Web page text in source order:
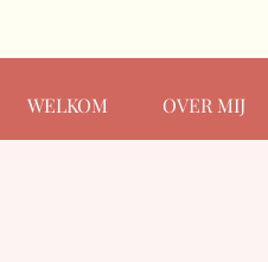
WELKOM OVER MIJ